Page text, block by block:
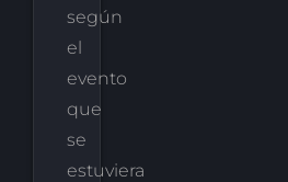
según
el
evento
que
se
estuviera